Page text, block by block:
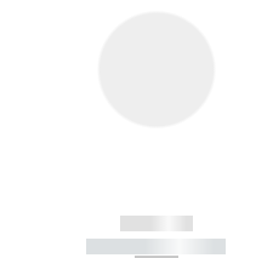
------------
----------- -----------